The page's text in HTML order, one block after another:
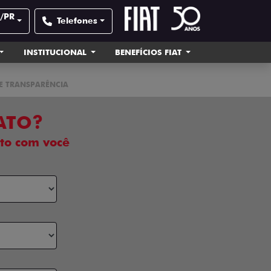
Telefones
INSTITUCIONAL BENEFÍCIOS FIAT
TRANSPARÊNCIA
com você